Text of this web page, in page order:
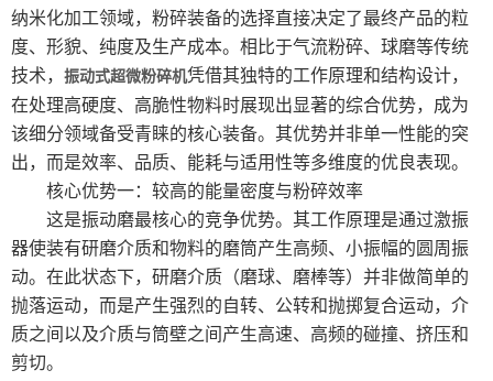
中药微粉机设备
多功能粉碎机
高校实验室专用超微粉碎机设备
中药超细研磨机
中药磨粉机
中药超细打粉机
小型超微粉碎机系列
纳米化加工领域，粉碎装备的选择直接决定了最终产品的粒
度、形貌、纯度及生产成本。相比于气流粉碎、球磨等传统
技术， 振动式超微粉碎机凭借其独特的工作原理和结构设计，
在处理高硬度、高脆性物料时展现出显著的综合优势，成为
该细分领域备受青睐的核心装备。其优势并非单一性能的突
出，而是效率、品质、能耗与适用性等多维度的优良表现。
核心优势一：较高的能量密度与粉碎效率
这是振动磨最核心的竞争优势。其工作原理是通过激振
器使装有研磨介质和物料的磨筒产生高频、小振幅的圆周振
动。在此状态下，研磨介质（磨球、磨棒等）并非做简单的
抛落运动，而是产生强烈的自转、公转和抛掷复合运动，介
质之间以及介质与筒壁之间产生高速、高频的碰撞、挤压和
剪切。